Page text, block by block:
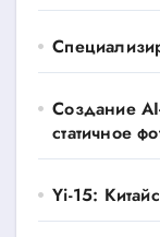
Создание
статичное
Yi-15: